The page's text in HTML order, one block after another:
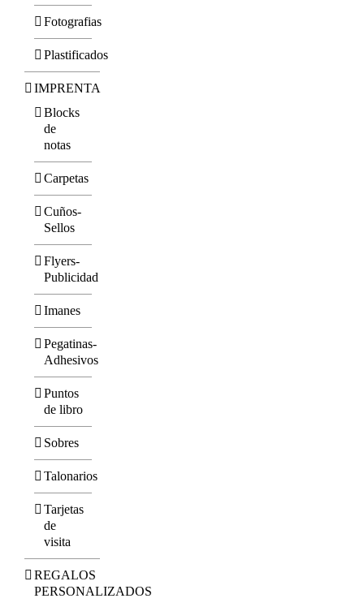
Fotografias
Plastificados
IMPRENTA
Blocks
de
notas
Carpetas
Cuños-
Sellos
Flyers-
Publicidad
Imanes
Pegatinas-
Adhesivos
Puntos
de libro
Sobres
Talonarios
Tarjetas
de
visita
REGALOS
PERSONALIZADOS